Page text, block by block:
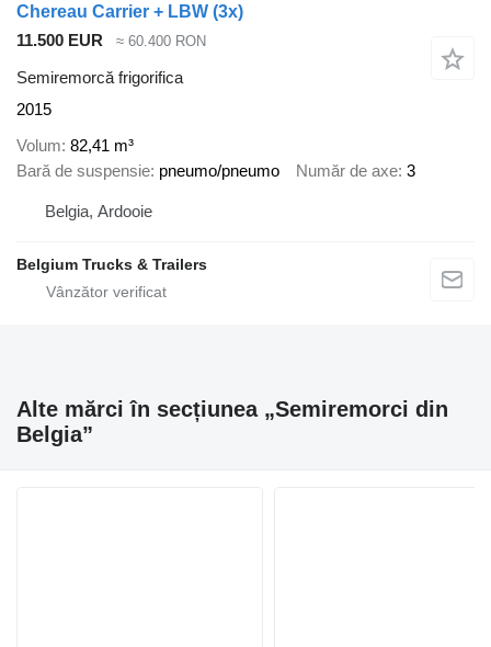
Chereau Carrier + LBW (3x)
11.500 EUR
≈ 60.400 RON
Semiremorcă frigorifica
2015
Volum 82,41 m³
Bară de suspensie pneumo/pneumo Număr de axe 3
Belgia, Ardooie
Belgium Trucks & Trailers
Alte mărci în secțiunea „Semiremorci din
Belgia”